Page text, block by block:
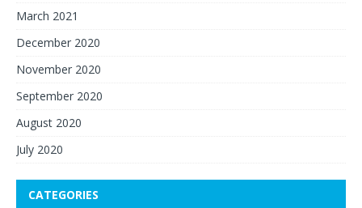
March 2021
December 2020
November 2020
September 2020
August 2020
July 2020
CATEGORIES